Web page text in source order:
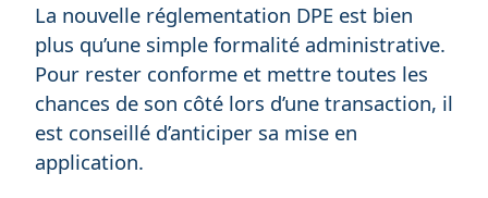
La nouvelle réglementation DPE est bien
plus qu’une simple formalité administrative.
Pour rester conforme et mettre toutes les
chances de son côté lors d’une transaction, il
est conseillé d’anticiper sa mise en
application.